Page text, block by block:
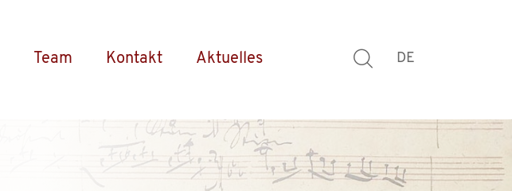
Team Kontakt Aktuelles DE